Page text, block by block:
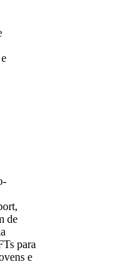
de
para
e